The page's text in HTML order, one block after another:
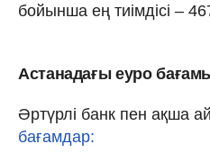
бойынша ең тиімдісі –
Астанадағы еуро
Әртүрлі банк пен ақша
бағамдар: